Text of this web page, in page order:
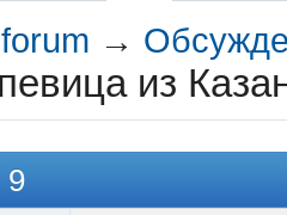
→
из
9